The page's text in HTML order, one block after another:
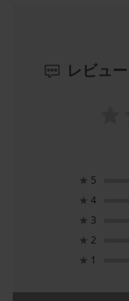
レビュー
★ 5
★ 4
★ 3
★ 2
★ 1